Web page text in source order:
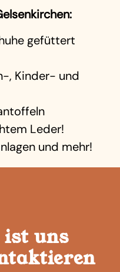
gefüttert
, Kinder- und
Leder!
und mehr!
uns